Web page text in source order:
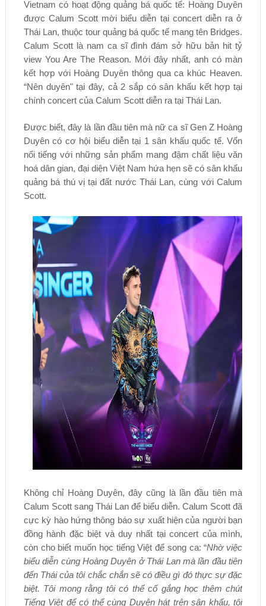
Vietnam có hoạt động quảng bá quốc tế: Hoàng Duyên
được Calum Scott mời biểu diễn tại concert diễn ra ở
Thái Lan, thuộc tour quảng bá quốc tế mang tên Bridges.
Calum Scott là nam ca sĩ đình đám sở hữu bản hit tỷ
view You Are The Reason. Mới đây nhất, anh có màn
kết hợp với Hoàng Duyên thông qua ca khúc Heaven.
“Nên duyên" tại đây, cả 2 sắp có sân khấu kết hợp tại
chính concert của Calum Scott diễn ra tại Thái Lan.
Được biết, đây là lần đầu tiên mà nữ ca sĩ Gen Z Hoàng
Duyên có cơ hội biểu diễn tại 1 sân khấu quốc tế. Vốn
nổi tiếng với những sản phẩm mang đậm chất liệu văn
hoá dân gian, đại diện Việt Nam hứa hẹn sẽ có sân khấu
quảng bá thú vị tại đất nước Thái Lan, cùng với Calum
Scott.
Không chỉ Hoàng Duyên, đây cũng là lần đầu tiên mà
Calum Scott sang Thái Lan để biểu diễn. Calum Scott đã
cực kỳ hào hứng thông báo sự xuất hiện của người bạn
đồng hành đặc biệt và duy nhất tại concert của mình,
còn cho biết muốn học tiếng Việt để song ca: “Nhờ việc
biểu diễn cùng Hoàng Duyên ở Thái Lan mà lần đầu tiên
đến Thái của tôi chắc chắn sẽ có điều gì đó thực sự đặc
biệt. Tôi mong rằng tôi có thể cố gắng học thêm chút
Tiếng Việt để có thể cùng Duyên hát trên sân khấu, tôi